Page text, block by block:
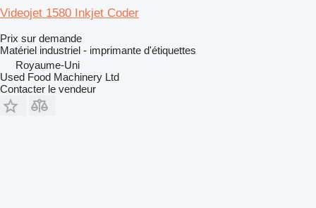
Videojet 1580 Inkjet Coder
Prix sur demande
Matériel industriel - imprimante d'étiquettes
Royaume-Uni
Used Food Machinery Ltd
Contacter le vendeur